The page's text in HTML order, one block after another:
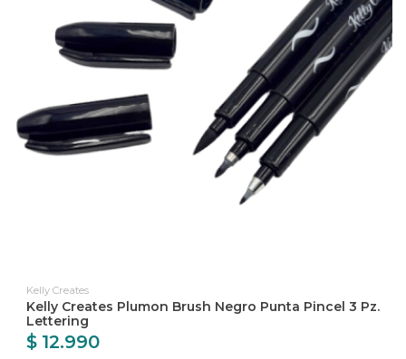
Kelly Creates
Kelly Creates Plumon Brush Negro Punta Pincel 3 Pz.
Lettering
$ 12.990